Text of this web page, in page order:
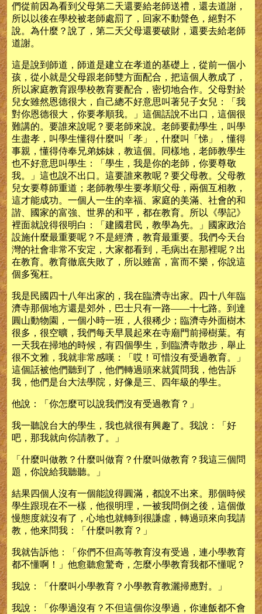
們從前因為看到父母第二天還要給老師送禮，還去道謝，
所以以後在學校被老師處罰了，回家不動聲色，絕對不
說。為什麼？說了，第二天父母還要破財，還要去給老師
道謝。
這是說到師道，師道是建立在孝道的基礎上，從前一個小
孩，從小就是父母跟老師雙方面配合，把這個人教成了，
所以家庭教育跟學校教育要配合，密切地合作。父母對於
兒女雖然恩德很大，自己總不好意思叫著兒子女兒：「我
對你恩德很大，你要孝順我。」這個話說不出口，這個很
難講的。要誰來說呢？要老師來說。老師要勸學生，叫學
生盡孝，叫學生懂得什麼叫「孝」，什麼叫「悌」，懂得
事親，懂得侍奉兄弟姊妹，教這個。同樣地，老師教學生
也不好意思叫學生：「學生，我是你的老師，你要尊敬
我。」這也說不出口。這要誰來教呢？要父母教。父母教
兒女要尊師重道；老師教學生要孝順父母，兩個互相教，
這才能成功。一個人一生的幸福、家庭的美滿、社會的和
諧、國家的富強、世界的和平，都在教育。所以《學記》
裡面就說得很明白：「建國君民，教學為先。」國家政治
設施什麼最重要呢？不是經濟，教育最重要。我們今天台
灣的社會非常不安定，大家都看到，毛病出在那裡呢？出
在教育。教育徹底失敗了，所以雖富，富而不樂，你說這
個多冤枉。
我是民國四十八年出家的，我在臨濟寺出家。四十八年臨
濟寺那個地方還是郊外，巴士只有一路——十七路。到達
圓山動物園，一個小時一班，人很稀少；臨濟寺外面樹木
很多，很空曠，我們每天早晨起來在寺廟門前掃樹葉。有
一天我在掃地的時候，有四個學生，到臨濟寺散步，舉止
很不文雅，我就非常感嘆：「哎！可惜沒有受過教育。」
這個話被他們聽到了，他們轉過頭來就質問我，他告訴
我，他們是台大法學院，好像是三、四年級的學生。
他說：「你怎麼可以說我們沒有受過教育？」
我一聽說台大的學生，我也就很有興趣了。我說：「好
吧，那我就向你請教了。」
「什麼叫做教？什麼叫做育？什麼叫做教育？我這三個問
題，你說給我聽聽。」
結果四個人沒有一個能說得圓滿，都說不出來。那個時候
學生跟現在不一樣，他很明理，一被我問倒之後，這個傲
慢態度就沒有了，心地也就轉到很謙虛，轉過頭來向我請
教，他來問我：「什麼叫教育？」
我就告訴他：「你們不但高等教育沒有受過，連小學教育
都不懂啊！」他愈聽愈驚奇，怎麼小學教育我都不懂呢？
我說：「什麼叫小學教育？小學教育教灑掃應對。」
我說：「你學過沒有？不但這個你沒學過，你連飯都不會